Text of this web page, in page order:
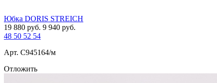
Юбка DORIS STREICH
19 880 руб. 9 940 руб.
48 50 52 54
Арт. С945164/м
Отложить